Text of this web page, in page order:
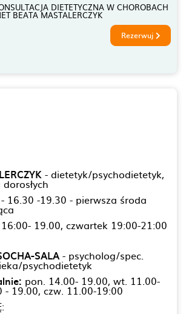
DIETETYCZNA W CHOROBACH
BEATA MASTALERCZYK
Rezerwuj
- dietetyk/psychodietetyk,
16.30 -19.30 - pierwsza środa
19.00, czwartek 19:00-21:00
SALA- psycholog/spec.
psychodietetyk
pon. 14.00- 19.00, wt. 11.00-
- 19.00, czw. 11.00-19:00